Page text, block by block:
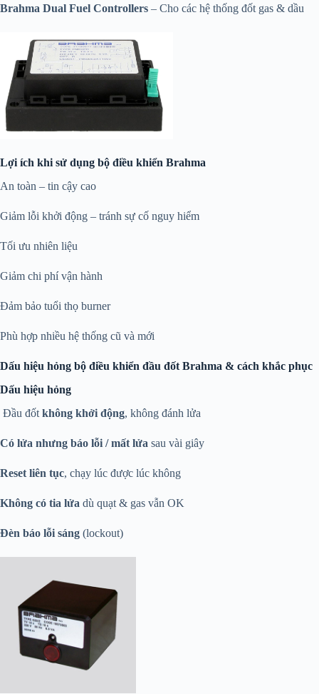
Brahma Dual Fuel Controllers – Cho các hệ thống đốt gas & dầu
Lợi ích khi sử dụng bộ điều khiển Brahma
An toàn – tin cậy cao
Giảm lỗi khởi động – tránh sự cố nguy hiểm
Tối ưu nhiên liệu
Giảm chi phí vận hành
Đảm bảo tuổi thọ burner
Phù hợp nhiều hệ thống cũ và mới
Dấu hiệu hỏng bộ điều khiển đầu đốt Brahma & cách khắc phục
Dấu hiệu hỏng
Đầu đốt không khởi động, không đánh lửa
Có lửa nhưng báo lỗi / mất lửa sau vài giây
Reset liên tục, chạy lúc được lúc không
Không có tia lửa dù quạt & gas vẫn OK
Đèn báo lỗi sáng (lockout)